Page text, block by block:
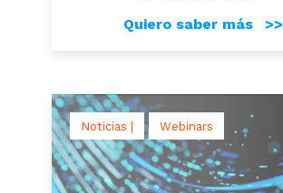
Quiero saber más >>
Noticias | Webinars